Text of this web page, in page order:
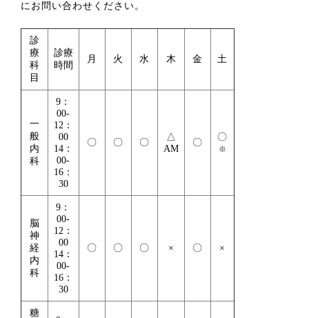
にお問い合わせください。
診
療
科
目
診療
時間
月 火 水 木 金 土
一
般
内
科
9：
00-
12：
00
14：
00-
16：
30
〇 〇 〇
△
AM
〇
〇
※
脳
神
経
内
科
9：
00-
12：
00
14：
00-
16：
30
〇 〇 〇 × 〇 ×
糖